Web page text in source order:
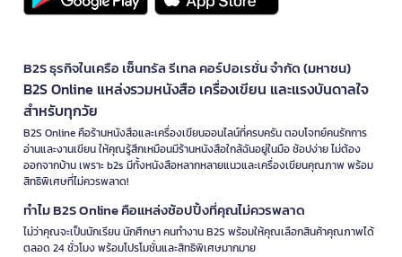
B2S ธุรกิจในเครือ เซ็นทรัล รีเทล คอร์ปอเรชั่น จำกัด (มหาชน)
B2S Online แหล่งรวมหนังสือ เครื่องเขียน และแรงบันดาลใจ
สำหรับทุกวัย
B2S Online คือร้านหนังสือและเครื่องเขียนออนไลน์ที่ครบครัน ตอบโจทย์คนรักการ
อ่านและงานเขียน ให้คุณรู้สึกเหมือนมีร้านหนังสือใกล้ฉันอยู่ในมือ ช้อปง่าย ไม่ต้อง
ออกจากบ้าน เพราะ b2s มีทั้งหนังสือหลากหลายแนวและเครื่องเขียนคุณภาพ พร้อม
สิทธิพิเศษที่ไม่ควรพลาด!
ทำไม B2S Online คือแหล่งช้อปปิ้งที่คุณไม่ควรพลาด
ไม่ว่าคุณจะเป็นนักเรียน นักศึกษา คนทำงาน B2S พร้อมให้คุณเลือกสินค้าคุณภาพได้
ตลอด 24 ชั่วโมง พร้อมโปรโมชั่นและสิทธิพิเศษมากมาย